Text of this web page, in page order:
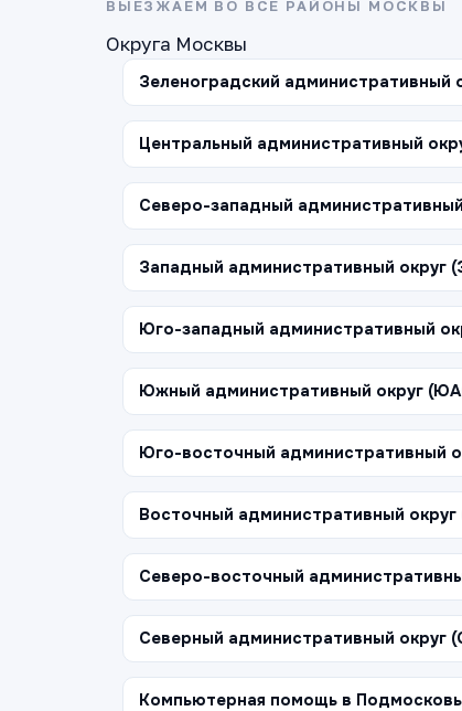
ВЫЕЗЖАЕМ ВО ВСЕ РАЙОНЫ МОСКВЫ
Округа Москвы
Зеленоградский административный
Центральный административный
Северо-западный
Западный административный округ
Юго-западный административный
Южный административный округ
Юго-восточный административный
Восточный административный
Северо-восточный
Северный административный округ
Компьютерная помощь в